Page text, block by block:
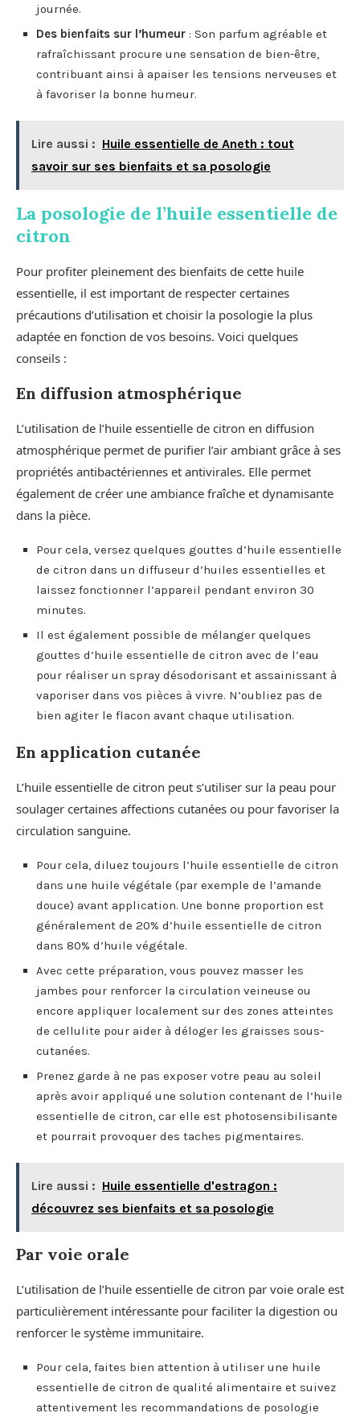
journée.
Des bienfaits sur l’humeur : Son parfum agréable et
rafraîchissant procure une sensation de bien-être,
contribuant ainsi à apaiser les tensions nerveuses et
à favoriser la bonne humeur.
Lire aussi : Huile essentielle de Aneth : tout
savoir sur ses bienfaits et sa posologie
La posologie de l’huile essentielle de
citron
Pour profiter pleinement des bienfaits de cette huile
essentielle, il est important de respecter certaines
précautions d’utilisation et choisir la posologie la plus
adaptée en fonction de vos besoins. Voici quelques
conseils :
En diffusion atmosphérique
L’utilisation de l’huile essentielle de citron en diffusion
atmosphérique permet de purifier l’air ambiant grâce à ses
propriétés antibactériennes et antivirales. Elle permet
également de créer une ambiance fraîche et dynamisante
dans la pièce.
Pour cela, versez quelques gouttes d’huile essentielle
de citron dans un diffuseur d’huiles essentielles et
laissez fonctionner l’appareil pendant environ 30
minutes.
Il est également possible de mélanger quelques
gouttes d’huile essentielle de citron avec de l’eau
pour réaliser un spray désodorisant et assainissant à
vaporiser dans vos pièces à vivre. N’oubliez pas de
bien agiter le flacon avant chaque utilisation.
En application cutanée
L’huile essentielle de citron peut s’utiliser sur la peau pour
soulager certaines affections cutanées ou pour favoriser la
circulation sanguine.
Pour cela, diluez toujours l’huile essentielle de citron
dans une huile végétale (par exemple de l’amande
douce) avant application. Une bonne proportion est
généralement de 20% d’huile essentielle de citron
dans 80% d’huile végétale.
Avec cette préparation, vous pouvez masser les
jambes pour renforcer la circulation veineuse ou
encore appliquer localement sur des zones atteintes
de cellulite pour aider à déloger les graisses sous-
cutanées.
Prenez garde à ne pas exposer votre peau au soleil
après avoir appliqué une solution contenant de l’huile
essentielle de citron, car elle est photosensibilisante
et pourrait provoquer des taches pigmentaires.
Lire aussi : Huile essentielle d'estragon :
découvrez ses bienfaits et sa posologie
Par voie orale
L’utilisation de l’huile essentielle de citron par voie orale est
particulièrement intéressante pour faciliter la digestion ou
renforcer le système immunitaire.
Pour cela, faites bien attention à utiliser une huile
essentielle de citron de qualité alimentaire et suivez
attentivement les recommandations de posologie